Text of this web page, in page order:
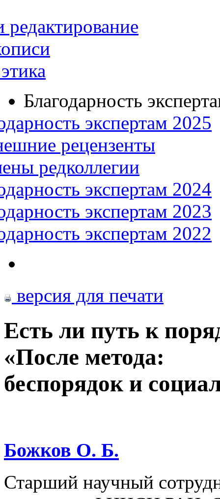
редактирование
Благодарность
экспертам 2025
рецензенты
редколлегии
экспертам 2024
экспертам 2023
экспертам 2022
версия для печати
Есть ли путь к
«После метода:
беспорядок и
Божков О. Б.
Старший научный